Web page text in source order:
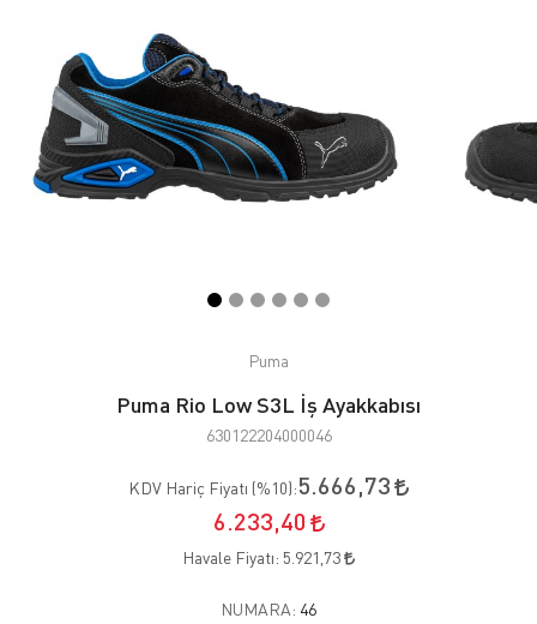
Puma
Puma Rio Low S3L İş Ayakkabısı
630122204000046
KDV Hariç Fiyatı (%10):5.666,73
6.233,40
Havale Fiyatı: 5.921,73
NUMARA: 46